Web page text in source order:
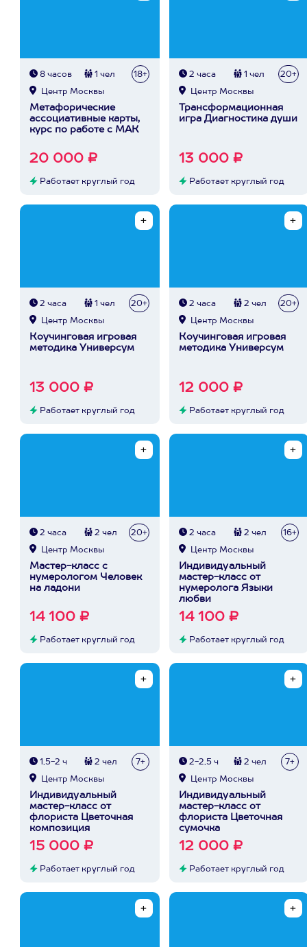
8 часов 1 чел 18+
Центр Москвы
Метафорические
ассоциативные карты,
курс по работе с МАК
20 000 ₽
Работает круглый год
2 часа 1 чел 20+
Центр Москвы
Трансформационная
игра Диагностика души
13 000 ₽
Работает круглый год
2 часа 1 чел 20+
Центр Москвы
Коучинговая игровая
методика Универсум
13 000 ₽
Работает круглый год
2 часа 2 чел 20+
Центр Москвы
Коучинговая игровая
методика Универсум
12 000 ₽
Работает круглый год
2 часа 2 чел 20+
Центр Москвы
Мастер-класс с
нумерологом Человек
на ладони
14 100 ₽
Работает круглый год
2 часа 2 чел 16+
Центр Москвы
Индивидуальный
мастер-класс от
нумеролога Языки
любви
14 100 ₽
Работает круглый год
1,5-2 ч 2 чел 7+
Центр Москвы
Индивидуальный
мастер-класс от
флориста Цветочная
композиция
15 000 ₽
Работает круглый год
2-2,5 ч 2 чел 7+
Центр Москвы
Индивидуальный
мастер-класс от
флориста Цветочная
сумочка
12 000 ₽
Работает круглый год